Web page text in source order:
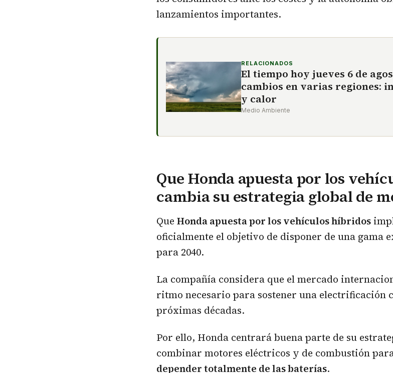
lanzamientos importantes.
RELACIONADOS
El tiempo hoy jueves 6 de
cambios en varias regiones:
y calor
Medio Ambiente
Que Honda apuesta por los
cambia su estrategia global de
Que Honda apuesta por los vehículos híbridos
oficialmente el objetivo de disponer de una gama
para 2040.
La compañía considera que el mercado
ritmo necesario para sostener una electrificación
próximas décadas.
Por ello, Honda centrará buena parte de su
combinar motores eléctricos y de combustión
depender totalmente de las baterías.